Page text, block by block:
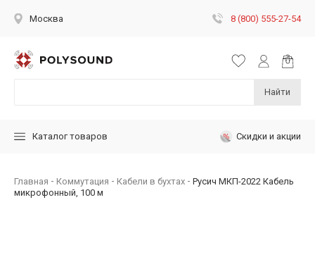
Москва 8 (800) 555-27-54
Найти
Каталог товаров Скидки и акции
Главная Коммутация Кабели в бухтах
Русич МКП-2022 Кабель
микрофонный, 100 м